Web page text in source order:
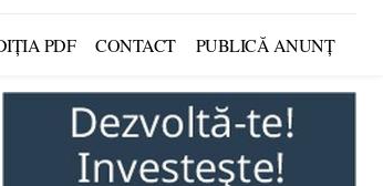
PDF CONTACT PUBLICĂ ANUNȚ